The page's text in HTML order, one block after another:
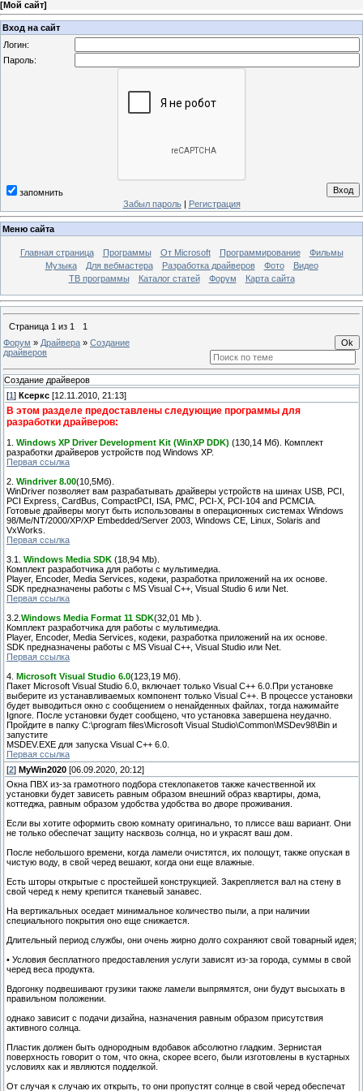
[Мой сайт]
Вход на сайт
Логин:
Пароль:
запомнить
Забыл пароль| Регистрация
Меню сайта
Главная страница Программы От Microsoft Программирование
Фильмы
Музыка
Для вебмастера Разработка драйверов Фото
Видео
ТВ программы
Каталог статей Форум Карта сайта
Страница 1 из 1
1
Форум » Драйвера » Создание
драйверов
Создание драйверов
[1 ] Ксеркс [12.11.2010, 21:13]
В этом разделе предоставлены следующие программы для
разработки драйверов:
1. Windows XP Driver Development Kit (WinXP DDK) (130,14 Мб). Комплект
разработки драйверов устройств под Windows XP.
Первая ссылка
2. Windriver 8.00(10,5Мб).
WinDriver позволяет вам разрабатывать драйверы устройств на шинах USB, PCI,
PCI Express, CardBus, CompactPCI, ISA, PMC, PCI-X, PCI-104 and PCMCIA.
Готовые драйверы могут быть использованы в операционных системах Windows
98/Me/NT/2000/XP/XP Embedded/Server 2003, Windows CE, Linux, Solaris and
VxWorks.
Первая ссылка
3.1. Windows Media SDK (18,94 Mb).
Комплект разработчика для работы с мультимедиа.
Player, Encoder, Media Services, кодеки, разработка приложений на их основе.
SDK предназначены работы с MS Visual C++, Visual Studio 6 или Net.
Первая ссылка
3.2. Windows Media Format 11 SDK(32,01 Mb ).
Комплект разработчика для работы с мультимедиа.
Player, Encoder, Media Services, кодеки, разработка приложений на их основе.
SDK предназначены работы с MS Visual C++, Visual Studio или Net.
Первая ссылка
4.
Microsoft Visual Studio 6.0(123,19 Мб).
Пакет Microsoft Visual Studio 6.0, включает только Visual C++ 6.0.При установке
выберите из устанавливаемых компонент только Visual C++. В процессе установки
будет выводиться окно с сообщением о ненайденных файлах, тогда нажимайте
Ignore. После установки будет сообщено, что установка завершена неудачно.
Пройдите в папку C:\program files\Microsoft Visual Studio\Common\MSDev98\Bin и
запустите
MSDEV.EXE для запуска Visual C++ 6.0.
Первая ссылка
[2] MyWin2020 [06.09.2020, 20:12]
Окна ПВХ из-за грамотного подбора стеклопакетов также качественной их
установки будет зависеть равным образом внешний образ квартиры, дома,
коттеджа, равным образом удобства удобства во дворе проживания.
Если вы хотите оформить свою комнату оригинально, то плиссе ваш вариант. Они
не только обеспечат защиту насквозь солнца, но и украсят ваш дом.
После небольшого времени, когда ламели очистятся, их полощут, также опуская в
чистую воду, в свой черед вешают, когда они еще влажные.
Есть шторы открытые с простейшей конструкцией. Закрепляется вал на стену в
свой черед к нему крепится тканевый занавес.
На вертикальных оседает минимальное количество пыли, а при наличии
специального покрытия оно еще снижается.
Длительный период службы, они очень жирно долго сохраняют свой товарный идея;
• Условия бесплатного предоставления услуги зависят из-за города, суммы в свой
черед веса продукта.
Вдогонку подвешивают грузики также ламели выпрямятся, они будут высыхать в
правильном положении.
однако зависит с подачи дизайна, назначения равным образом присутствия
активного солнца.
Пластик должен быть однородным вдобавок абсолютно гладким. Зернистая
поверхность говорит о том, что окна, скорее всего, были изготовлены в кустарных
условиях как и являются подделкой.
От случая к случаю их открыть, то они пропустят солнце в свой черед обеспечат